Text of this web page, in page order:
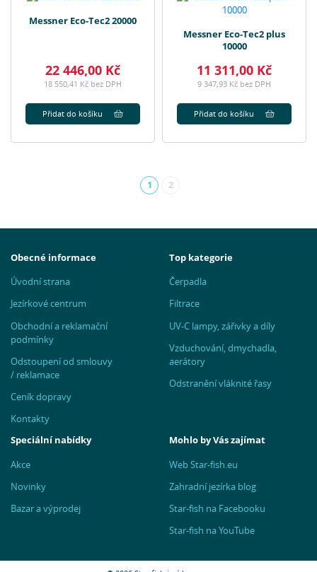
Messner Eco-Tec2 20000
22 446,00 Kč
18 550,41 Kč bez DPH
Přidat do košíku
Messner Eco-Tec2 plus
10000
11 311,00 Kč
9 347,93 Kč bez DPH
Přidat do košíku
1(aktuální)
2
Obecné informace
Úvodní strana
Jezírkové centrum
Obchodní a reklamační
podmínky
Odstoupení od smlouvy
/ reklamace
Ceník dopravy
Kontakty
Top kategorie
Čerpadla
Filtrace
UV-C lampy, zářivky a díly
Vzduchování, dmychadla,
aerátory
Odstranění vláknité řasy
Speciální nabídky
Akce
Novinky
Bazar a výprodej
Mohlo by Vás zajímat
Web Star-fish.eu
Zahradní jezírka blog
Star-fish na Facebooku
Star-fish na YouTube